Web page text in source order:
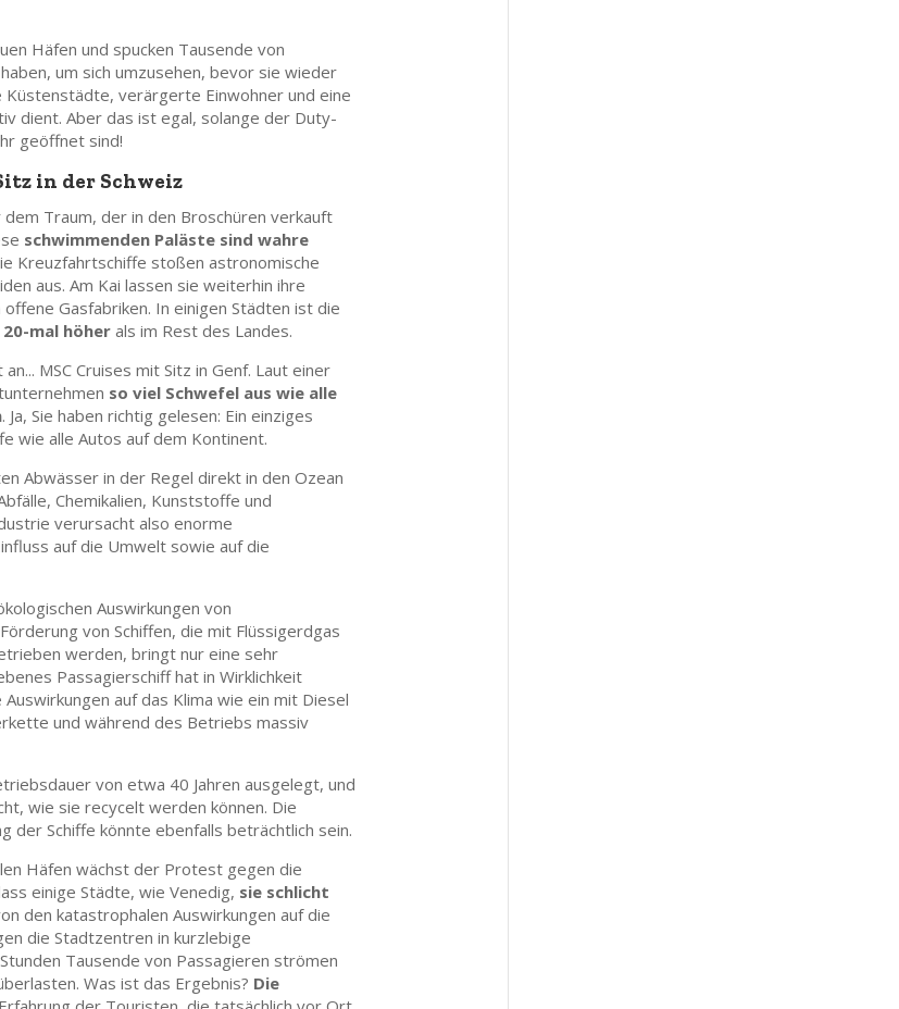
Häfen und spucken Tausende von
um sich umzusehen, bevor sie wieder
verärgerte Einwohner und eine
dient. Aber das ist egal, solange der Duty-
geöffnet sind!
in der Schweiz
Traum, der in den Broschüren verkauft
schwimmenden Paläste sind wahre
Kreuzfahrtschiffe stoßen astronomische
aus. Am Kai lassen sie weiterhin ihre
Gasfabriken. In einigen Städten ist die
20-mal höherals im Rest des Landes.
MSC Cruises mit Sitz in Genf. Laut einer
so viel Schwefel aus wie alle
. Ja, Sie haben richtig gelesen: Ein einziges
wie alle Autos auf dem Kontinent.
Abwässer in der Regel direkt in den Ozean
Chemikalien, Kunststoffe und
verursacht also enorme
auf die Umwelt sowie auf die
Auswirkungen von
von Schiffen, die mit Flüssigerdgas
werden, bringt nur eine sehr
Passagierschiff hat in Wirklichkeit
auf das Klima wie ein mit Diesel
und während des Betriebs massiv
von etwa 40 Jahren ausgelegt, und
wie sie recycelt werden können. Die
der Schiffe könnte ebenfalls beträchtlich sein.
Häfen wächst der Protest gegen die
einige Städte, wie Venedig, sie schlicht
den katastrophalen Auswirkungen auf die
die Stadtzentren in kurzlebige
Tausende von Passagieren strömen
Was ist das Ergebnis? Die